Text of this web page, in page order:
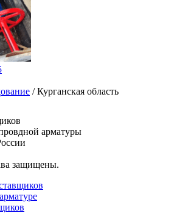
/ Курганская область
арматуры
защищены.